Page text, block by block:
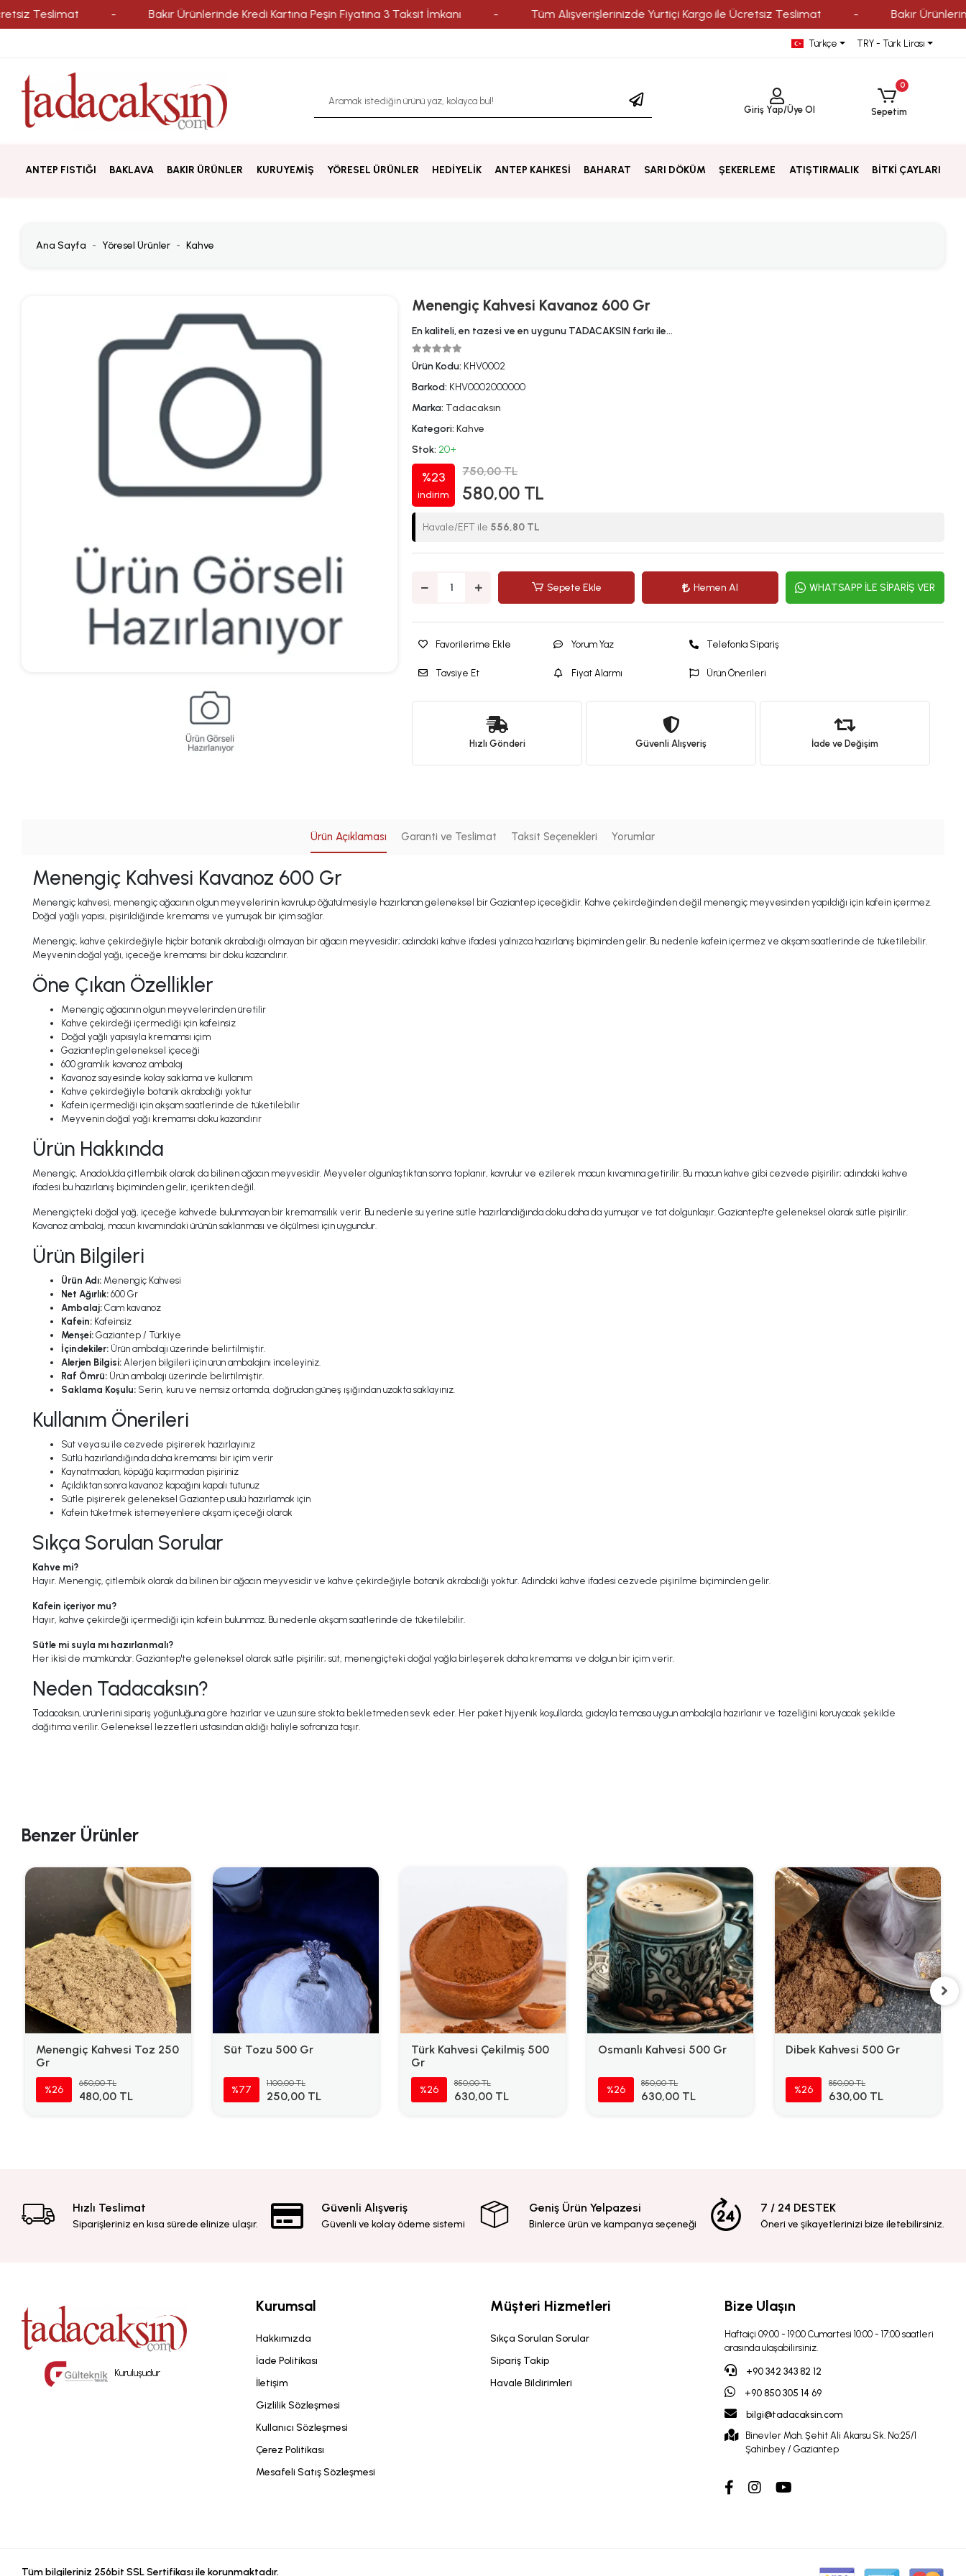
- Bakır Ürünlerinde Kredi Kartına Peşin Fiyatına 3 Taksit İmkanı - Tüm Alışverişlerinizde Yurtiçi Kargo ile Ücretsiz Teslimat - Bakır Ürünlerinde
Türkçe TRY - Türk Lirası
Giriş Yap/Üye Ol
0
Sepetim
ANTEP FISTIĞI BAKLAVA BAKIR ÜRÜNLER KURUYEMİŞ YÖRESEL ÜRÜNLER HEDİYELİK ANTEP KAHKESİ BAHARAT SARI DÖKÜM ŞEKERLEME ATIŞTIRMALIK BİTKİ ÇAYLARI
Ana Sayfa Yöresel Ürünler Kahve
Menengiç Kahvesi Kavanoz 600 Gr
En kaliteli, en tazesi ve en uygunu TADACAKSIN farkı ile…
Ürün Kodu: KHV0002
Barkod: KHV0002000000
Marka: Tadacaksın
Kategori:Kahve
Stok: 20+
%23
indirim
750,00 TL
580,00 TL
Havale/EFT ile 556,80 TL
Sepete Ekle Hemen Al WHATSAPP İLE SİPARİŞ VER
Favorilerime Ekle
Tavsiye Et
Yorum Yaz
Fiyat Alarmı
Telefonla Sipariş
Ürün Önerileri
Hızlı Gönderi Güvenli Alışveriş İade ve Değişim
Ürün Açıklaması Garanti ve Teslimat Taksit Seçenekleri Yorumlar
Menengiç Kahvesi Kavanoz 600 Gr
Menengiç kahvesi, menengiç ağacının olgun meyvelerinin kavrulup öğütülmesiyle hazırlanan geleneksel bir Gaziantep içeceğidir. Kahve çekirdeğinden değil menengiç meyvesinden yapıldığı için kafein içermez.
Doğal yağlı yapısı, pişirildiğinde kremamsı ve yumuşak bir içim sağlar.
Menengiç, kahve çekirdeğiyle hiçbir botanik akrabalığı olmayan bir ağacın meyvesidir; adındaki kahve ifadesi yalnızca hazırlanış biçiminden gelir. Bu nedenle kafein içermez ve akşam saatlerinde de tüketilebilir.
Meyvenin doğal yağı, içeceğe kremamsı bir doku kazandırır.
Öne Çıkan Özellikler
Menengiç ağacının olgun meyvelerinden üretilir
Kahve çekirdeği içermediği için kafeinsiz
Doğal yağlı yapısıyla kremamsı içim
Gaziantep'in geleneksel içeceği
600 gramlık kavanoz ambalaj
Kavanoz sayesinde kolay saklama ve kullanım
Kahve çekirdeğiyle botanik akrabalığı yoktur
Kafein içermediği için akşam saatlerinde de tüketilebilir
Meyvenin doğal yağı kremamsı doku kazandırır
Ürün Hakkında
Menengiç, Anadolu'da çitlembik olarak da bilinen ağacın meyvesidir. Meyveler olgunlaştıktan sonra toplanır, kavrulur ve ezilerek macun kıvamına getirilir. Bu macun kahve gibi cezvede pişirilir; adındaki kahve
ifadesi bu hazırlanış biçiminden gelir, içerikten değil.
Menengiçteki doğal yağ, içeceğe kahvede bulunmayan bir kremamsılık verir. Bu nedenle su yerine sütle hazırlandığında doku daha da yumuşar ve tat dolgunlaşır. Gaziantep'te geleneksel olarak sütle pişirilir.
Kavanoz ambalaj, macun kıvamındaki ürünün saklanması ve ölçülmesi için uygundur.
Ürün Bilgileri
Ürün Adı: Menengiç Kahvesi
Net Ağırlık: 600 Gr
Ambalaj: Cam kavanoz
Kafein: Kafeinsiz
Menşei: Gaziantep / Türkiye
İçindekiler: Ürün ambalajı üzerinde belirtilmiştir.
Alerjen Bilgisi: Alerjen bilgileri için ürün ambalajını inceleyiniz.
Raf Ömrü: Ürün ambalajı üzerinde belirtilmiştir.
Saklama Koşulu: Serin, kuru ve nemsiz ortamda, doğrudan güneş ışığından uzakta saklayınız.
Kullanım Önerileri
Süt veya su ile cezvede pişirerek hazırlayınız
Sütlü hazırlandığında daha kremamsı bir içim verir
Kaynatmadan, köpüğü kaçırmadan pişiriniz
Açıldıktan sonra kavanoz kapağını kapalı tutunuz
Sütle pişirerek geleneksel Gaziantep usulü hazırlamak için
Kafein tüketmek istemeyenlere akşam içeceği olarak
Sıkça Sorulan Sorular
Kahve mi?
Hayır. Menengiç, çitlembik olarak da bilinen bir ağacın meyvesidir ve kahve çekirdeğiyle botanik akrabalığı yoktur. Adındaki kahve ifadesi cezvede pişirilme biçiminden gelir.
Kafein içeriyor mu?
Hayır, kahve çekirdeği içermediği için kafein bulunmaz. Bu nedenle akşam saatlerinde de tüketilebilir.
Sütle mi suyla mı hazırlanmalı?
Her ikisi de mümkündür. Gaziantep'te geleneksel olarak sütle pişirilir; süt, menengiçteki doğal yağla birleşerek daha kremamsı ve dolgun bir içim verir.
Neden Tadacaksın?
Tadacaksın, ürünlerini sipariş yoğunluğuna göre hazırlar ve uzun süre stokta bekletmeden sevk eder. Her paket hijyenik koşullarda, gıdayla temasa uygun ambalajla hazırlanır ve tazeliğini koruyacak şekilde
dağıtıma verilir. Geleneksel lezzetleri ustasından aldığı haliyle sofranıza taşır.
Benzer Ürünler
Menengiç Kahvesi Toz 250
Gr
%26
650,00 TL
480,00 TL
Süt Tozu 500 Gr
%77
1.100,00 TL
250,00 TL
Türk Kahvesi Çekilmiş 500
Gr
%26
850,00 TL
630,00 TL
Osmanlı Kahvesi 500 Gr
%26
850,00 TL
630,00 TL
Dibek Kahvesi 500 Gr
%26
850,00 TL
630,00 TL
Hızlı Teslimat
Siparişleriniz en kısa sürede elinize ulaşır.
Güvenli Alışveriş
Güvenli ve kolay ödeme sistemi
Geniş Ürün Yelpazesi
Binlerce ürün ve kampanya seçeneği
7 / 24 DESTEK
Öneri ve şikayetlerinizi bize iletebilirsiniz.
Kuruluşudur
Kurumsal
Hakkımızda
İade Politikası
İletişim
Gizlilik Sözleşmesi
Kullanıcı Sözleşmesi
Çerez Politikası
Mesafeli Satış Sözleşmesi
Müşteri Hizmetleri
Sıkça Sorulan Sorular
Sipariş Takip
Havale Bildirimleri
Bize Ulaşın
Haftaiçi 09:00 - 19:00 Cumartesi 10:00 - 17:00 saatleri
arasında ulaşabilirsiniz.
+90 342 343 82 12
+90 850 305 14 69
bilgi@tadacaksin.com
Binevler Mah. Şehit Ali Akarsu Sk. No:25/1
Şahinbey / Gaziantep
Tüm bilgileriniz 256bit SSL Sertifikası ile korunmaktadır.